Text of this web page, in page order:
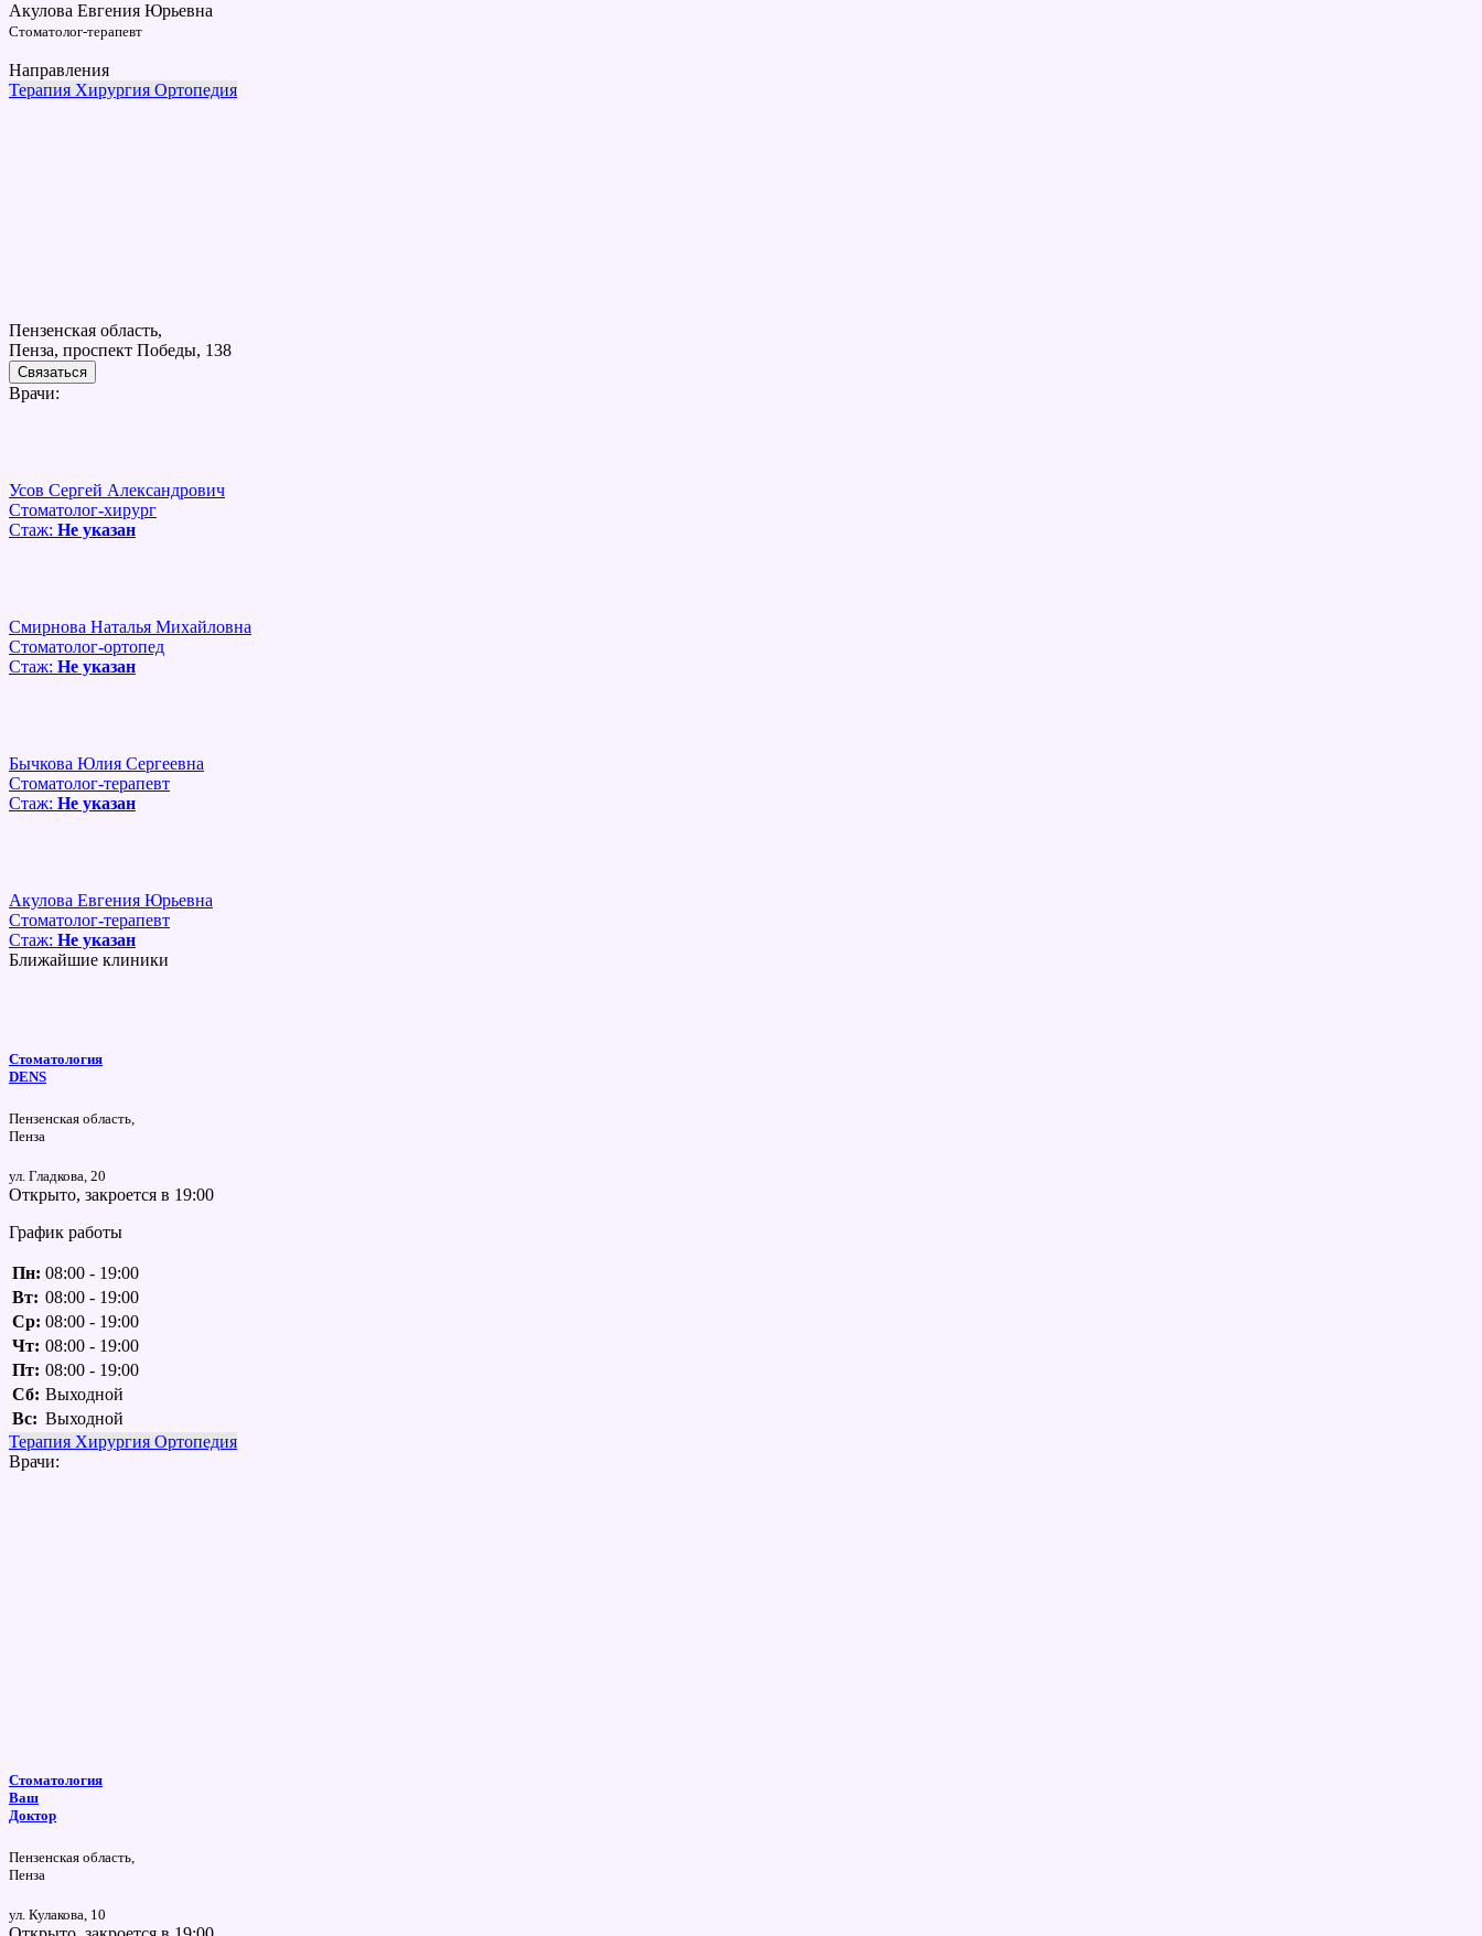
Акулова Евгения Юрьевна
Стоматолог-терапевт
Направления
Терапия Хирургия Ортопедия
Пензенская область,
Пенза, проспект Победы, 138
Связаться
Врачи:
Усов Сергей Александрович
Стоматолог-хирург
Стаж: Не указан
Смирнова Наталья Михайловна
Стоматолог-ортопед
Стаж: Не указан
Бычкова Юлия Сергеевна
Стоматолог-терапевт
Стаж: Не указан
Акулова Евгения Юрьевна
Стоматолог-терапевт
Стаж: Не указан
Ближайшие клиники
Стоматология
DENS
Пензенская область,
Пенза
ул. Гладкова, 20
Открыто, закроется в 19:00
График работы
Пн: 08:00 - 19:00
Вт: 08:00 - 19:00
Ср: 08:00 - 19:00
Чт: 08:00 - 19:00
Пт: 08:00 - 19:00
Сб: Выходной
Вс: Выходной
Терапия Хирургия Ортопедия
Врачи:
Стоматология
Ваш
Доктор
Пензенская область,
Пенза
ул. Кулакова, 10